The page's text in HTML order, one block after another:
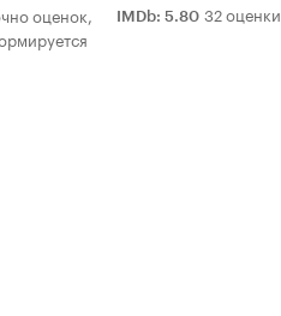
оценок,
IMDb: 5.80 32 оценки